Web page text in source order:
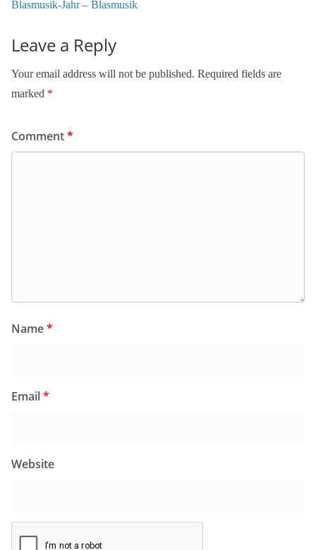
Blasmusik-Jahr – Blasmusik
Leave a Reply
Your email address will not be published. Required fields are
marked *
Comment*
Name*
Email*
Website